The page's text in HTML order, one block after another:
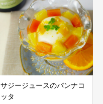
サジージュースのパンナコ
ッタ